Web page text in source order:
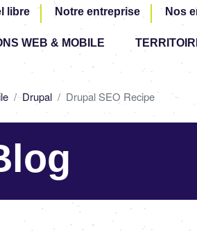
Aller
contenu
principal
libre Notre entreprise Nos
WEB & MOBILE
Drupal Drupal SEO Recipe